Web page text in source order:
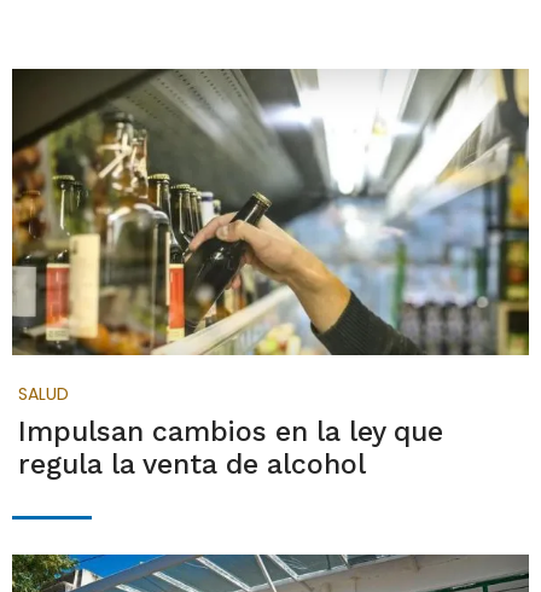
SALUD
Impulsan cambios en la ley que
regula la venta de alcohol